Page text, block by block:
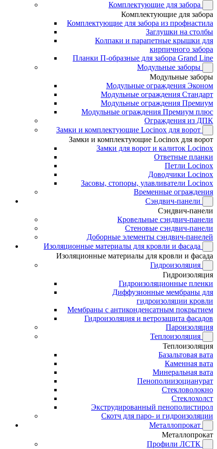
Комплектующие для забора
Комплектующие для забора
Комплектующие для забора из профнастила
Заглушки на столбы
Колпаки и парапетные крышки для
кирпичного забора
Планки П-образные для забора Grand Line
Модульные заборы
Модульные заборы
Модульные ограждения Эконом
Модульные ограждения Стандарт
Модульные ограждения Премиум
Модульные ограждения Премиум плюс
Ограждения из ДПК
Замки и комплектующие Locinox для ворот
Замки и комплектующие Locinox для ворот
Замки для ворот и калиток Locinox
Ответные планки
Петли Locinox
Доводчики Locinox
Засовы, стопоры, улавливатели Locinox
Временные ограждения
Сэндвич-панели
Сэндвич-панели
Кровельные сэндвич-панели
Стеновые сэндвич-панели
Доборные элементы сэндвич-панелей
Изоляционные материалы для кровли и фасада
Изоляционные материалы для кровли и фасада
Гидроизоляция
Гидроизоляция
Гидроизоляционные пленки
Диффузионные мембраны для
гидроизоляции кровли
Мембраны с антиконденсатным покрытием
Гидроизоляция и ветрозащита фасадов
Пароизоляция
Теплоизоляция
Теплоизоляция
Базальтовая вата
Каменная вата
Минеральная вата
Пенополиизоцианурат
Стекловолокно
Стеклохолст
Экструдированный пенополистирол
Скотч для паро- и гидроизоляции
Металлопрокат
Металлопрокат
Профили ЛСТК